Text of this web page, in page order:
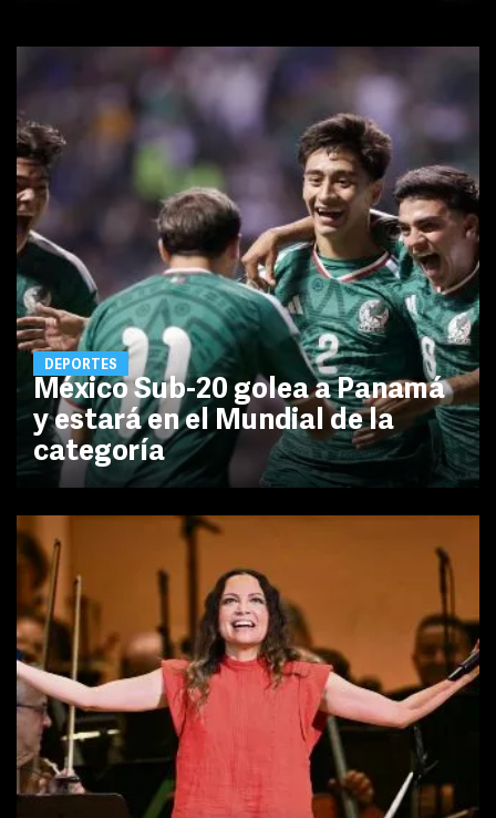
DEPORTES
México Sub-20 golea a Panamá
y estará en el Mundial de la
categoría